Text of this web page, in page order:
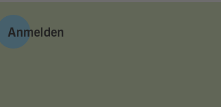
Anmelden